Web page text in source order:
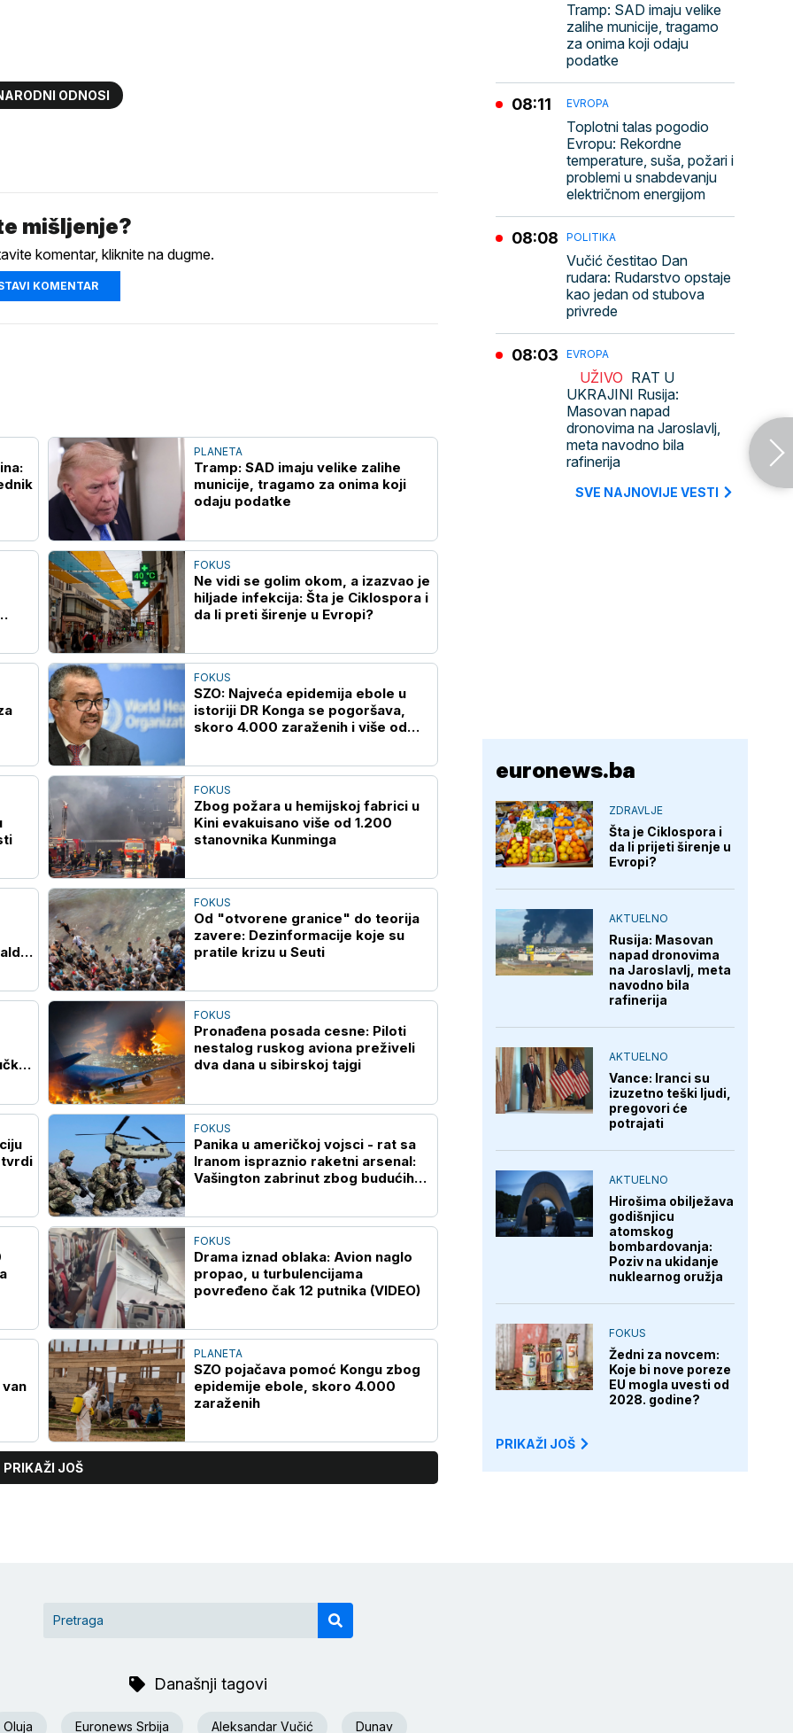
ODNOSI
mišljenje?
komentar, kliknite na dugme.
KOMENTAR
PLANETA
Tramp: SAD imaju velike zalihe
municije, tragamo za onima koji
odaju podatke
FOKUS
Ne vidi se golim okom, a izazvao je
hiljade infekcija: Šta je Ciklospora i
da li preti širenje u Evropi?
FOKUS
SZO: Najveća epidemija ebole u
istoriji DR Konga se pogoršava,
skoro 4.000 zaraženih i više od
FOKUS
Zbog požara u hemijskoj fabrici u
Kini evakuisano više od 1.200
stanovnika Kunminga
FOKUS
Od "otvorene granice" do teorija
zavere: Dezinformacije koje su
pratile krizu u Seuti
FOKUS
Pronađena posada cesne: Piloti
nestalog ruskog aviona preživeli
dva dana u sibirskoj tajgi
tvrdi
FOKUS
Panika u američkoj vojsci - rat sa
Iranom ispraznio raketni arsenal:
Vašington zabrinut zbog budućih
FOKUS
Drama iznad oblaka: Avion naglo
propao, u turbulencijama
povređeno čak 12 putnika (VIDEO)
PLANETA
SZO pojačava pomoć Kongu zbog
epidemije ebole, skoro 4.000
zaraženih
PRIKAŽI JOŠ
Tramp: SAD imaju velike
zalihe municije, tragamo
za onima koji odaju
podatke
EVROPA
Toplotni talas pogodio
Evropu: Rekordne
temperature, suša, požari i
problemi u snabdevanju
električnom energijom
08:11
POLITIKA
Vučić čestitao Dan
rudara: Rudarstvo opstaje
kao jedan od stubova
privrede
08:08
EVROPA
UŽIVO RAT U
UKRAJINI Rusija:
Masovan napad
dronovima na Jaroslavlj,
meta navodno bila
rafinerija
08:03
SVE NAJNOVIJE VESTI
euronews.ba
ZDRAVLJE
Šta je Ciklospora i
da li prijeti širenje u
Evropi?
AKTUELNO
Rusija: Masovan
napad dronovima
na Jaroslavlj, meta
navodno bila
rafinerija
AKTUELNO
Vance: Iranci su
izuzetno teški ljudi,
pregovori će
potrajati
AKTUELNO
Hirošima obilježava
godišnjicu
atomskog
bombardovanja:
Poziv na ukidanje
nuklearnog oružja
FOKUS
Žedni za novcem:
Koje bi nove poreze
EU mogla uvesti od
2028. godine?
PRIKAŽI JOŠ
Današnji tagovi
Oluja Euronews Srbija Aleksandar Vučić Dunav